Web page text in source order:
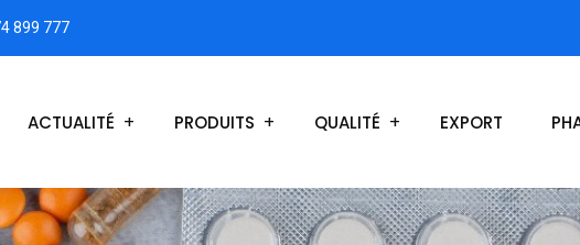
899 777
ACTUALITÉ PRODUITS QUALITÉ EXPORT